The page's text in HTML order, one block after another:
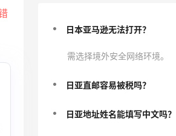
日本亚马逊无法打开？
需选择境外安全网络环境。
日亚直邮容易被税吗？
日亚地址姓名能填写中文吗？